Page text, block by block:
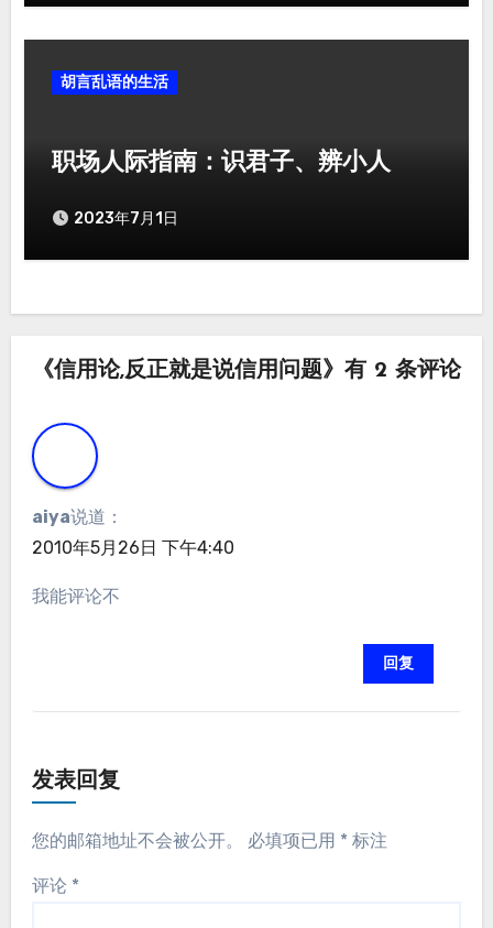
胡言乱语的生活
职场人际指南：识君子、辨小人
2023年7月1日
《信用论,反正就是说信用问题》有 2 条评论
aiya说道：
2010年5月26日 下午4:40
我能评论不
回复
发表回复
您的邮箱地址不会被公开。 必填项已用 * 标注
评论 *